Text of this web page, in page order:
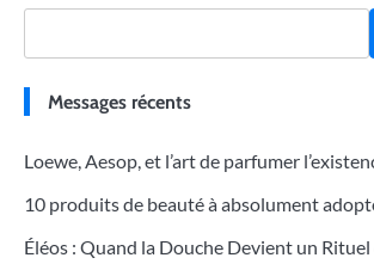
Messages récents
Loewe, Aesop, et l’art de parfumer
10 produits de beauté à absolument
Éléos : Quand la Douche Devient un Rituel